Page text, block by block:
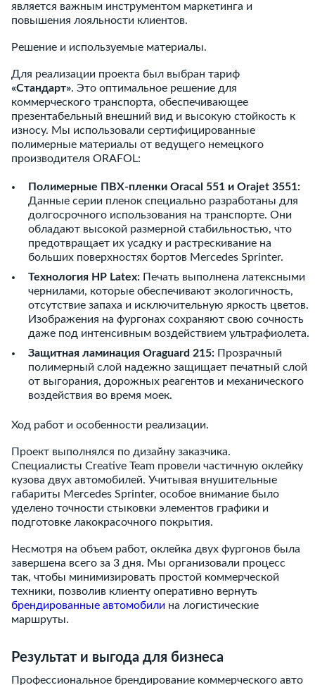
является важным инструментом маркетинга и
повышения лояльности клиентов.
Решение и используемые материалы.
Для реализации проекта был выбран тариф
«Стандарт». Это оптимальное решение для
коммерческого транспорта, обеспечивающее
презентабельный внешний вид и высокую стойкость к
износу. Мы использовали сертифицированные
полимерные материалы от ведущего немецкого
производителя ORAFOL:
Полимерные ПВХ-пленки Oracal 551 и Orajet 3551:
Данные серии пленок специально разработаны для
долгосрочного использования на транспорте. Они
обладают высокой размерной стабильностью, что
предотвращает их усадку и растрескивание на
больших поверхностях бортов Mercedes Sprinter.
Технология HP Latex: Печать выполнена латексными
чернилами, которые обеспечивают экологичность,
отсутствие запаха и исключительную яркость цветов.
Изображения на фургонах сохраняют свою сочность
даже под интенсивным воздействием ультрафиолета.
Защитная ламинация Oraguard 215: Прозрачный
полимерный слой надежно защищает печатный слой
от выгорания, дорожных реагентов и механического
воздействия во время моек.
Ход работ и особенности реализации.
Проект выполнялся по дизайну заказчика.
Специалисты Creative Team провели частичную оклейку
кузова двух автомобилей. Учитывая внушительные
габариты Mercedes Sprinter, особое внимание было
уделено точности стыковки элементов графики и
подготовке лакокрасочного покрытия.
Несмотря на объем работ, оклейка двух фургонов была
завершена всего за 3 дня. Мы организовали процесс
так, чтобы минимизировать простой коммерческой
техники, позволив клиенту оперативно вернуть
брендированные автомобили на логистические
маршруты.
Результат и выгода для бизнеса
Профессиональное брендирование коммерческого авто